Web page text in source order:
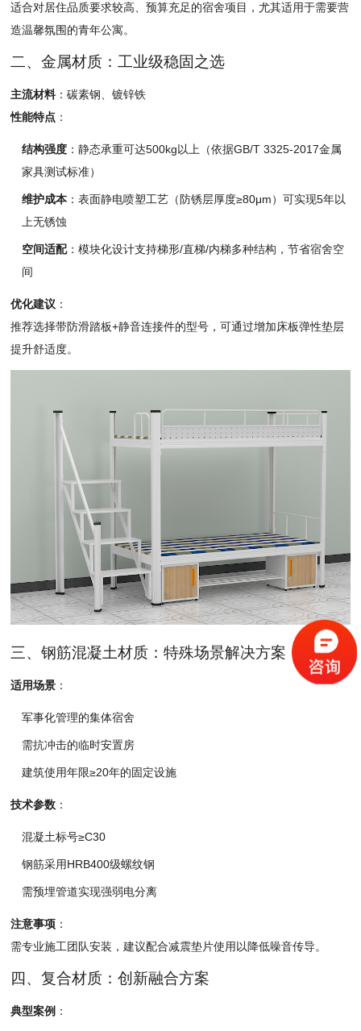
适合对居住品质要求较高、预算充足的宿舍项目，尤其适用于需要营
造温馨氛围的青年公寓。
二、金属材质：工业级稳固之选
主流材料：碳素钢、镀锌铁
性能特点 ：
结构强度 ：静态承重可达500kg以上（依据GB/T3325-2017金属
家具测试标准）
维护成本 ：表面静电喷塑工艺 （防锈层厚度≥80μm）可实现5年以
上无锈蚀
空间适配：模块化设计支持梯形/直梯/内梯多种结构，节省宿舍空
间
优化建议 ：
推荐选择带防滑踏板+静音连接件的型号，可通过增加床板弹性垫层
提升舒适度。
三、钢筋混凝土材质：特殊场景解决方案
适用场景 ：
军事化管理的集体宿舍
需抗冲击的临时安置房
建筑使用年限≥20年的固定设施
技术参数 ：
混凝土标号≥C30
钢筋采用HRB400级螺纹钢
需预埋管道实现强弱电分离
注意事项 ：
需专业施工团队安装，建议配合减震垫片使用以降低噪音传导。
四、复合材质：创新融合方案
典型案例 ：